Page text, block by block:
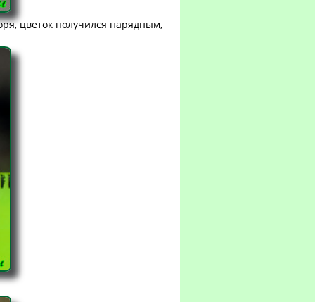
цветок получился нарядным,